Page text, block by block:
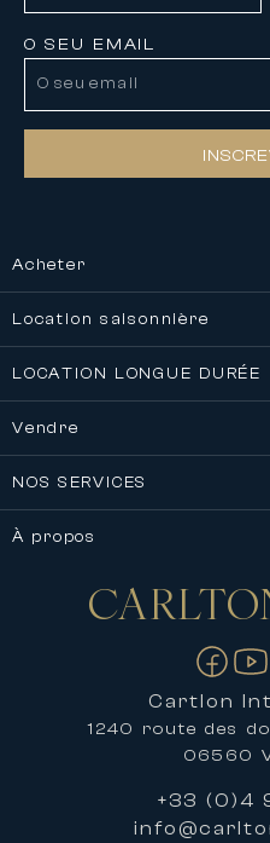
O SEU EMAIL
Acheter
Location saisonnière
LOCATION LONGUE DURÉE
Vendre
NOS SERVICES
À propos
Nous contacter
Cartlon
1240 route des
06560
+33 (0)4